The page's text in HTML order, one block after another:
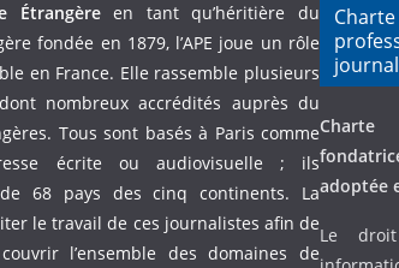
Étrangèreen tant qu’héritière du
fondée en 1879, l’APE joue un rôle
en France. Elle rassemble plusieurs
nombreux accrédités auprès du
Tous sont basés à Paris comme
écrite ou audiovisuelle ; ils
68 pays des cinq continents. La
le travail de ces journalistes afin de
l’ensemble des domaines de
adoptée
Le